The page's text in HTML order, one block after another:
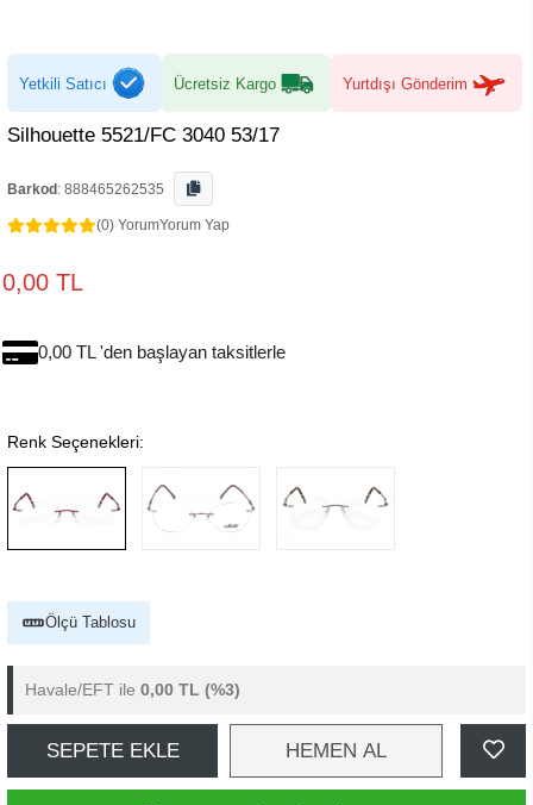
Yetkili Satıcı Ücretsiz Kargo Yurtdışı Gönderim
Silhouette 5521/FC 3040 53/17
Barkod : 888465262535
(0) YorumYorum Yap
0,00 TL
0,00 TL 'den başlayan taksitlerle
Renk Seçenekleri:
Ölçü Tablosu
Havale/EFT ile 0,00 TL (%3)
SEPETE EKLE HEMEN AL